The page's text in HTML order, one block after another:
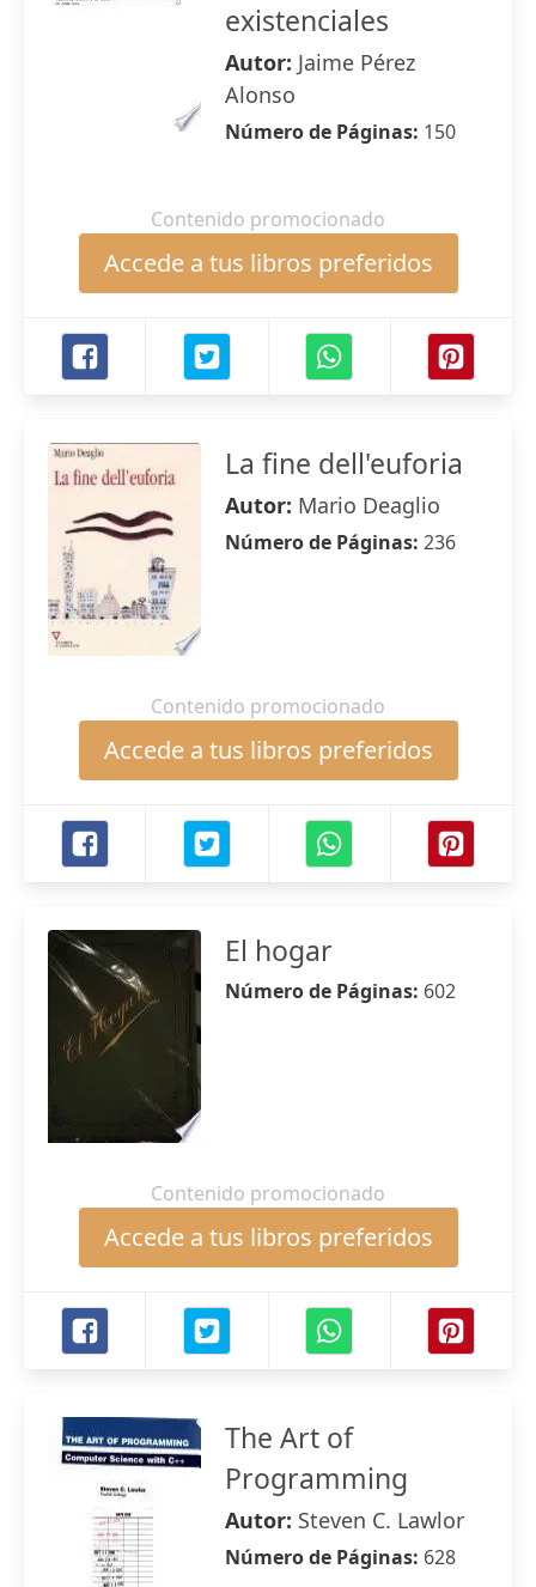
existenciales
Autor: Jaime Pérez
Alonso
Número de Páginas: 150
Contenido promocionado
Accede a tus libros preferidos
La fine dell'euforia
Autor: Mario Deaglio
Número de Páginas: 236
Contenido promocionado
Accede a tus libros preferidos
El hogar
Número de Páginas: 602
Contenido promocionado
Accede a tus libros preferidos
The Art of
Programming
Autor: Steven C. Lawlor
Número de Páginas: 628